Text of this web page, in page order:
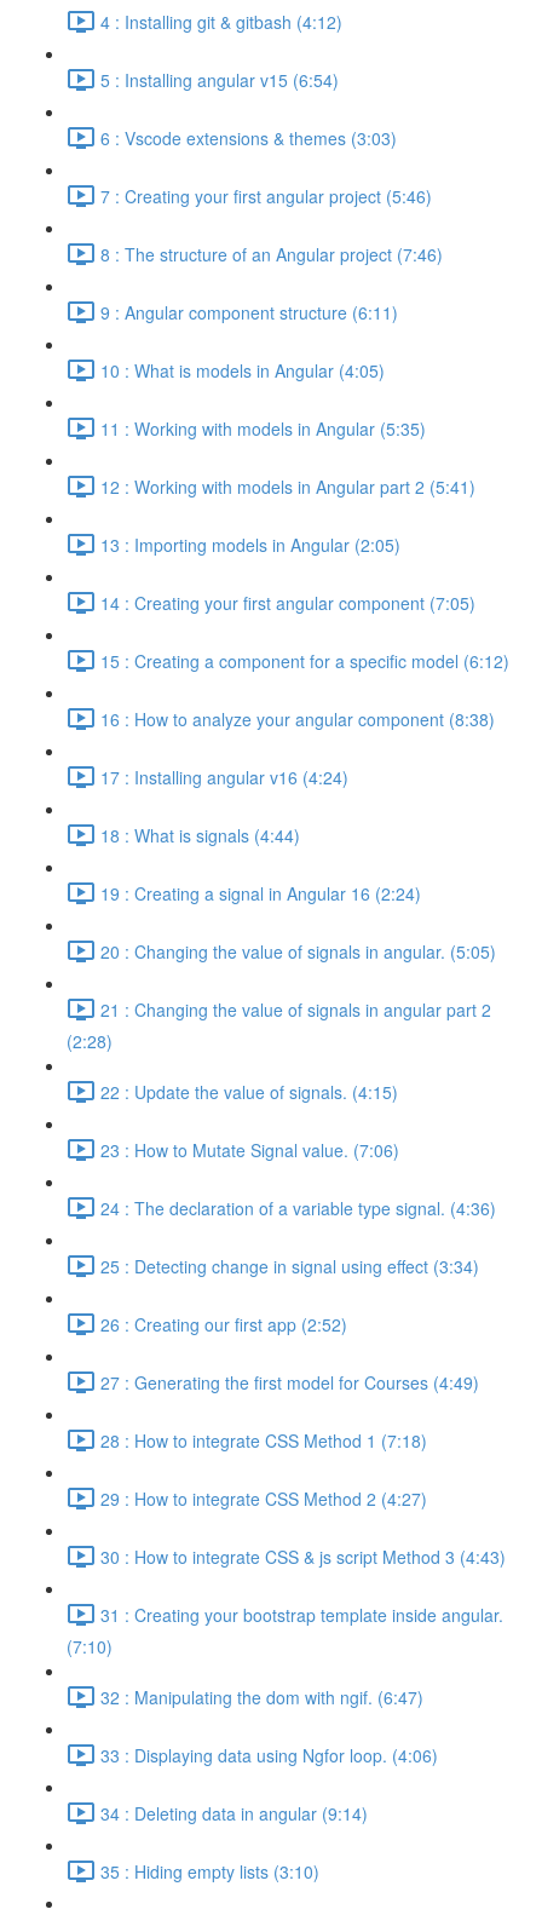
4 : Installing git & gitbash (4:12)
5 : Installing angular v15 (6:54)
6 : Vscode extensions & themes (3:03)
7 : Creating your first angular project (5:46)
8 : The structure of an Angular project (7:46)
9 : Angular component structure (6:11)
10 : What is models in Angular (4:05)
11 : Working with models in Angular (5:35)
12 : Working with models in Angular part 2 (5:41)
13 : Importing models in Angular (2:05)
14 : Creating your first angular component (7:05)
15 : Creating a component for a specific model (6:12)
16 : How to analyze your angular component (8:38)
17 : Installing angular v16 (4:24)
18 : What is signals (4:44)
19 : Creating a signal in Angular 16 (2:24)
20 : Changing the value of signals in angular. (5:05)
21 : Changing the value of signals in angular part 2
(2:28)
22 : Update the value of signals. (4:15)
23 : How to Mutate Signal value. (7:06)
24 : The declaration of a variable type signal. (4:36)
25 : Detecting change in signal using effect (3:34)
26 : Creating our first app (2:52)
27 : Generating the first model for Courses (4:49)
28 : How to integrate CSS Method 1 (7:18)
29 : How to integrate CSS Method 2 (4:27)
30 : How to integrate CSS & js script Method 3 (4:43)
31 : Creating your bootstrap template inside angular.
(7:10)
32 : Manipulating the dom with ngif. (6:47)
33 : Displaying data using Ngfor loop. (4:06)
34 : Deleting data in angular (9:14)
35 : Hiding empty lists (3:10)